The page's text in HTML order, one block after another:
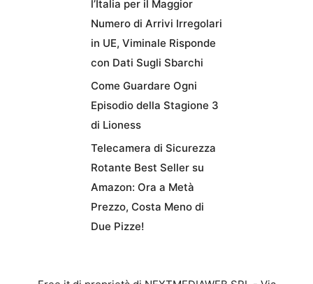
l’Italia per il Maggior
Numero di Arrivi Irregolari
in UE, Viminale Risponde
con Dati Sugli Sbarchi
Come Guardare Ogni
Episodio della Stagione 3
di Lioness
Telecamera di Sicurezza
Rotante Best Seller su
Amazon: Ora a Metà
Prezzo, Costa Meno di
Due Pizze!